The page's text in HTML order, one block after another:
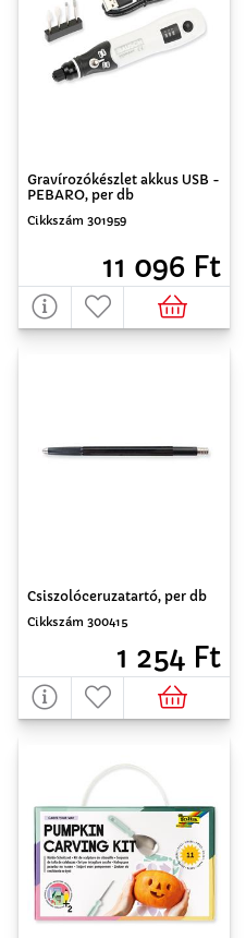
Gravírozókészlet akkus USB -
PEBARO, per db
Cikkszám 301959
11 096 Ft
Csiszolóceruzatartó, per db
Cikkszám 300415
1 254 Ft